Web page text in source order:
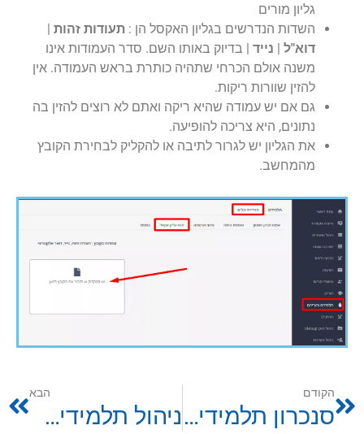
גליון מורים
השדות הנדרשים בגליון האקסל הן : תעודות זהות |
דוא"ל | נייד | בדיוק באותו השם. סדר העמודות אינו
משנה אולם הכרחי שתהיה כותרת בראש העמודה. אין
להזין שוורות ריקות.
גם אם יש עמודה שהיא ריקה ואתם לא רוצים להזין בה
נתונים, היא צריכה להופיעה.
את הגליון יש לגרור לתיבה או להקליק לבחירת הקובץ
מהמחשב.
הקודם
סנכרון תלמידים והורים
הבא
ניהול תלמידים והוריהם